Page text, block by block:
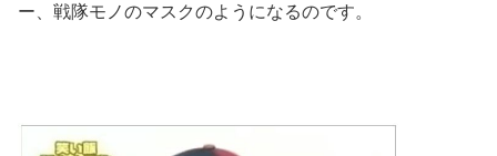
ー、 戦隊モノのマスクのようになるのです。